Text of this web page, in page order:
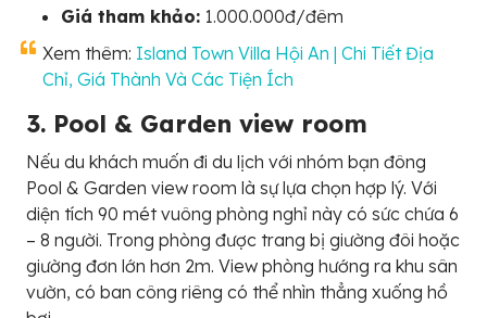
Giá tham khảo: 1.000.000đ/đêm
Xem thêm: Island Town Villa Hội An | Chi Tiết Địa
Chỉ, Giá Thành Và Các Tiện Ích
3. Pool & Garden view room
Nếu du khách muốn đi du lịch với nhóm bạn đông
Pool & Garden view room là sự lựa chọn hợp lý. Với
diện tích 90 mét vuông phòng nghỉ này có sức chứa 6
– 8 người. Trong phòng được trang bị giường đôi hoặc
giường đơn lớn hơn 2m. View phòng hướng ra khu sân
vườn, có ban công riêng có thể nhìn thẳng xuống hồ